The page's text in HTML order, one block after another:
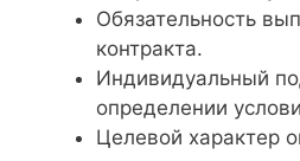
Обязательность
контракта.
Индивидуальный
определении
Целевой характер